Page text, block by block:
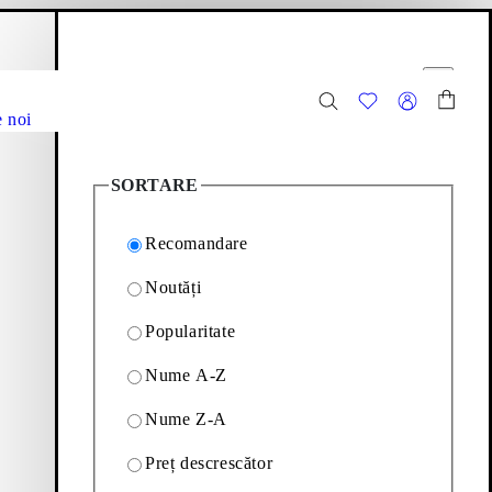
noi
- de la profiluri fine, la
SORTARE
Recomandare
Noutăți
Popularitate
Nume A-Z
Nume Z-A
Preț descrescător
Articole